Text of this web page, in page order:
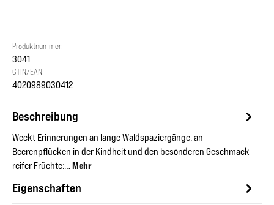
Produktnummer:
3041
GTIN/EAN:
4020989030412
Beschreibung
Weckt Erinnerungen an lange Waldspaziergänge, an
Beerenpflücken in der Kindheit und den besonderen Geschmack
reifer Früchte:… Mehr
Eigenschaften